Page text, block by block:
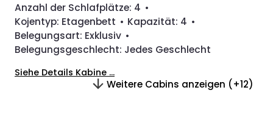
Anzahl der Schlafplätze: 4 •
Kojentyp: Etagenbett • Kapazität: 4 •
Belegungsart: Exklusiv •
Belegungsgeschlecht: Jedes Geschlecht
Siehe Details Kabine ...
Weitere Cabins anzeigen (+12)